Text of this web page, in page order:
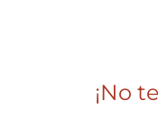
¡No